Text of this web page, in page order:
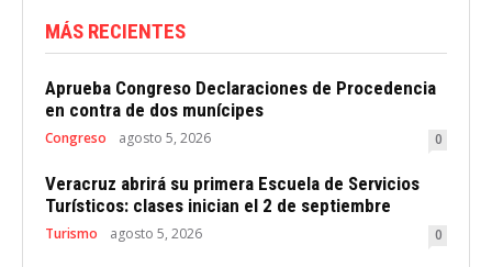
MÁS RECIENTES
Aprueba Congreso Declaraciones de Procedencia
en contra de dos munícipes
Congreso agosto 5, 2026 0
Veracruz abrirá su primera Escuela de Servicios
Turísticos: clases inician el 2 de septiembre
Turismo agosto 5, 2026 0